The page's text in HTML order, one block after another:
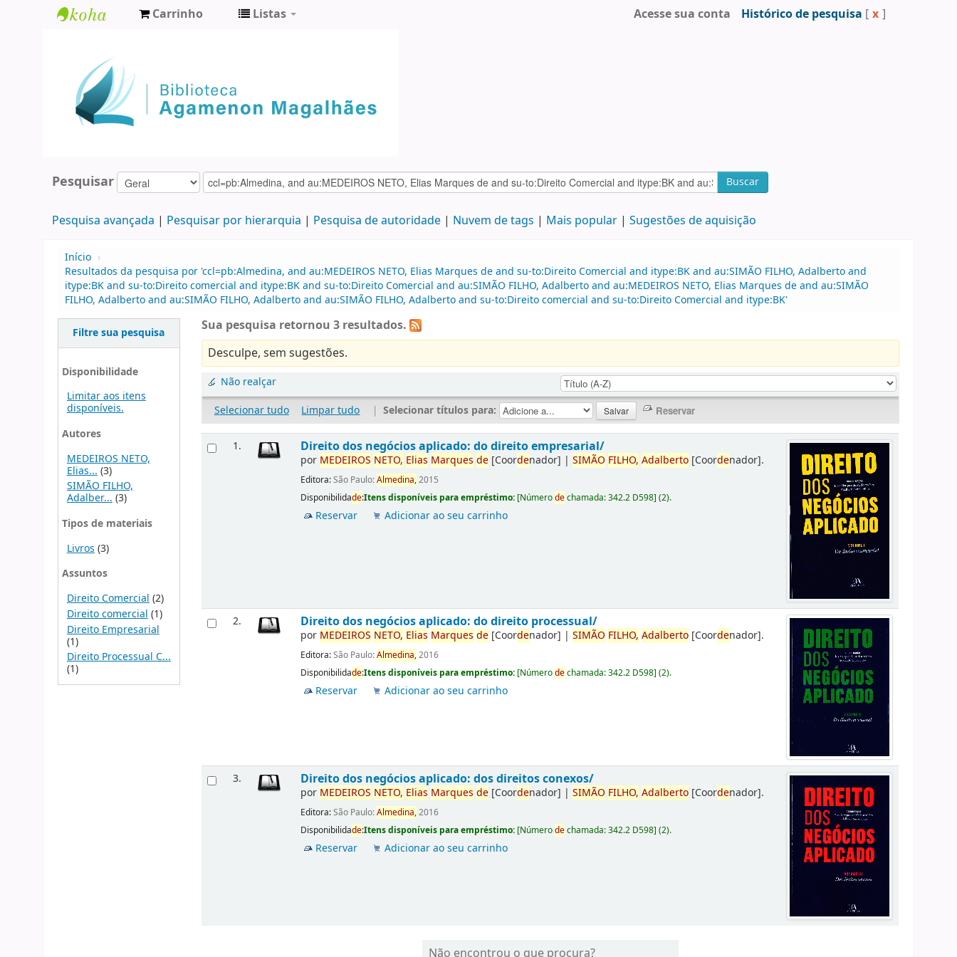
Agamenon
Magalhães
Carrinho Listas Acesse sua conta Histórico de pesquisa [ x ]
Pesquisar Buscar
Pesquisa avançada Pesquisar por hierarquia Pesquisa de autoridade Nuvem de tags Mais popular Sugestões de aquisição
Início ›
Resultados da pesquisa por 'ccl=pb:Almedina, and au:MEDEIROS NETO, Elias Marques de and su-to:Direito Comercial and itype:BK and au:SIMÃO FILHO, Adalberto and
itype:BK and su-to:Direito comercial and itype:BK and su-to:Direito Comercial and au:SIMÃO FILHO, Adalberto and au:MEDEIROS NETO, Elias Marques de and au:SIMÃO
FILHO, Adalberto and au:SIMÃO FILHO, Adalberto and au:SIMÃO FILHO, Adalberto and su-to:Direito comercial and su-to:Direito Comercial and itype:BK'
Filtre sua pesquisa
Disponibilidade
Limitar aos itens
disponíveis.
Autores
MEDEIROS NETO,
Elias... (3)
SIMÃO FILHO,
Adalber...(3)
Tipos de materiais
Livros (3)
Assuntos
Direito Comercial (2)
Direito comercial (1)
Direito Empresarial
(1)
Direito Processual C...
(1)
Sua pesquisa retornou 3 resultados.
Desculpe, sem sugestões.
Não realçar
Selecionar tudo
Limpar tudo | Selecionar títulos para:
1. Direito dos negócios aplicado: do direito empresarial/
por MEDEIROS NETO, Elias Marques de [Coordenador] |SIMÃO FILHO, Adalberto [Coordenador].
Editora:São Paulo:Almedina,2015
Disponibilidade:Itens disponíveis para empréstimo: [Númerodechamada:342.2 D598](2).
Reservar Adicionar ao seu carrinho
2. Direito dos negócios aplicado: do direito processual/
por MEDEIROS NETO, Elias Marques de [Coordenador] |SIMÃO FILHO, Adalberto [Coordenador].
Editora:São Paulo:Almedina,2016
Disponibilidade:Itens disponíveis para empréstimo: [Númerodechamada:342.2 D598](2).
Reservar Adicionar ao seu carrinho
3. Direito dos negócios aplicado: dos direitos conexos/
por MEDEIROS NETO, Elias Marques de [Coordenador] |SIMÃO FILHO, Adalberto [Coordenador].
Editora:São Paulo:Almedina,2016
Disponibilidade:Itens disponíveis para empréstimo: [Númerodechamada:342.2 D598](2).
Reservar Adicionar ao seu carrinho